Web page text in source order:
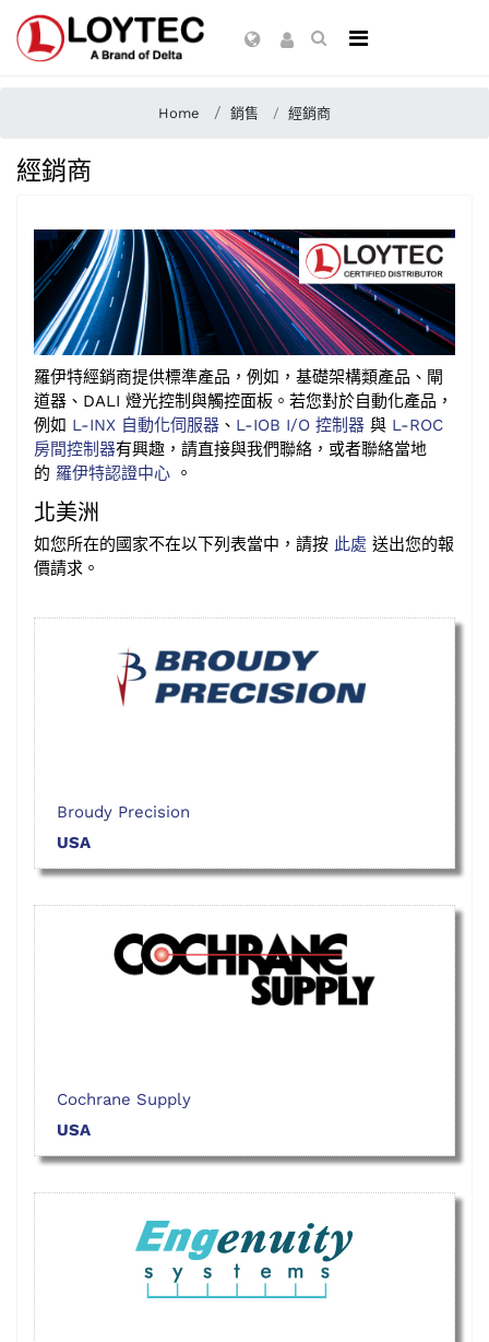
Home 銷售 經銷商
經銷商
羅伊特經銷商提供標準產品，例如，基礎架構類產品、閘
道器、DALI 燈光控制與觸控面板。若您對於自動化產品，
例如 L-INX 自動化伺服器 、 L-IOB I/O 控制器 與 L-ROC
房間控制器有興趣，請直接與我們聯絡，或者聯絡當地
的 羅伊特認證中心 。
北美洲
如您所在的國家不在以下列表當中，請按 此處 送出您的報
價請求。
Broudy Precision
USA
Cochrane Supply
USA